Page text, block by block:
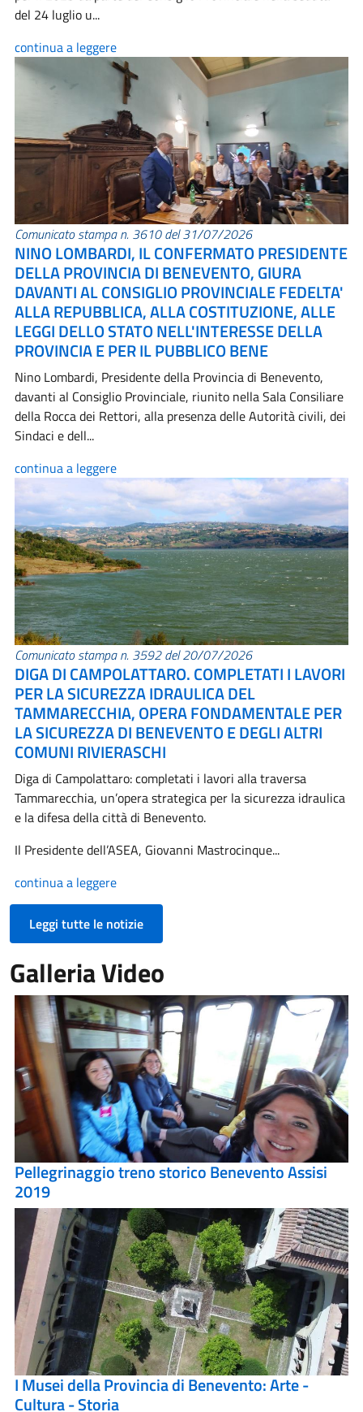
del 24 luglio u...
continua a leggere
Comunicato stampa n. 3610 del 31/07/2026
NINO LOMBARDI, IL CONFERMATO PRESIDENTE
DELLA PROVINCIA DI BENEVENTO, GIURA
DAVANTI AL CONSIGLIO PROVINCIALE FEDELTA'
ALLA REPUBBLICA, ALLA COSTITUZIONE, ALLE
LEGGI DELLO STATO NELL'INTERESSE DELLA
PROVINCIA E PER IL PUBBLICO BENE
Nino Lombardi, Presidente della Provincia di Benevento,
davanti al Consiglio Provinciale, riunito nella Sala Consiliare
della Rocca dei Rettori, alla presenza delle Autorità civili, dei
Sindaci e dell...
continua a leggere
Comunicato stampa n. 3592 del 20/07/2026
DIGA DI CAMPOLATTARO. COMPLETATI I LAVORI
PER LA SICUREZZA IDRAULICA DEL
TAMMARECCHIA, OPERA FONDAMENTALE PER
LA SICUREZZA DI BENEVENTO E DEGLI ALTRI
COMUNI RIVIERASCHI
Diga di Campolattaro: completati i lavori alla traversa
Tammarecchia, un’opera strategica per la sicurezza idraulica
e la difesa della città di Benevento.
Il Presidente dell’ASEA, Giovanni Mastrocinque...
continua a leggere
Leggi tutte le notizie
Galleria Video
Pellegrinaggio treno storico Benevento Assisi
2019
I Musei della Provincia di Benevento: Arte -
Cultura - Storia